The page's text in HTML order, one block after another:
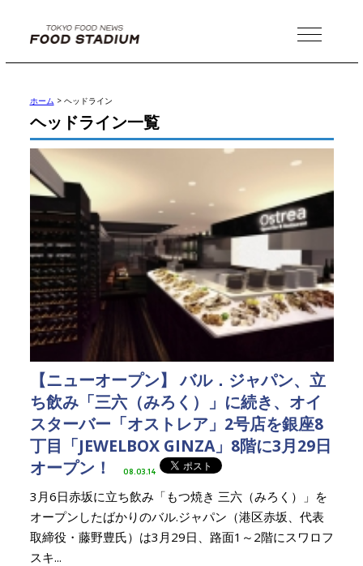
MENU
ホーム > ヘッドライン
ヘッドライン一覧
【ニューオープン】 バル．ジャパン、立
ち飲み「三六（みろく）」に続き、オイ
スターバー「オストレア」2号店を銀座8
丁目「JEWELBOX GINZA」8階に3月29日
オープン！
08.03.14
3月6日赤坂に立ち飲み「もつ焼き 三六（みろく）」を
オープンしたばかりのバル.ジャパン（港区赤坂、代表
取締役・藤野豊氏）は3月29日、路面1～2階にスワロフ
スキ...